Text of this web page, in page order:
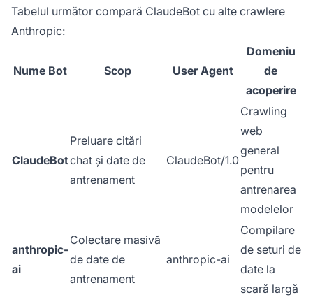
Tabelul următor compară ClaudeBot cu alte crawlere
Anthropic:
Nume Bot Scop User Agent
Domeniu
de
acoperire
ClaudeBot
Preluare citări
chat și date de
antrenament
ClaudeBot/1.0
Crawling
web
general
pentru
antrenarea
modelelor
anthropic-
ai
Colectare masivă
de date de
antrenament
anthropic-ai
Compilare
de seturi de
date la
scară largă